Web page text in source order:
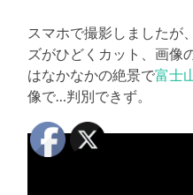
替
え
る
スマホで撮影しましたが
ズがひどくカット、画像
はなかなかの絶景で富士
像で…判別できず。